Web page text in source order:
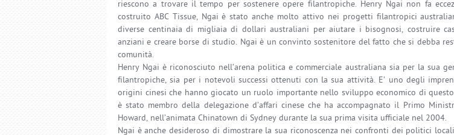
riescono a trovare il tempo per sostenere opere filantropiche. Henry Ngai non fa
costruito ABC Tissue, Ngai è stato anche molto attivo nei progetti filantropici
diverse centinaia di migliaia di dollari australiani per aiutare i bisognosi, costruire
anziani e creare borse di studio. Ngai è un convinto sostenitore del fatto che si debba
comunità.
Henry Ngai è riconosciuto nell’arena politica e commerciale australiana sia per la sua
filantropiche, sia per i notevoli successi ottenuti con la sua attività. E’ uno degli
origini cinesi che hanno giocato un ruolo importante nello sviluppo economico di questo
è stato membro della delegazione d’affari cinese che ha accompagnato il Primo
Howard, nell’animata Chinatown di Sydney durante la sua prima visita ufficiale nel 2004.
Ngai è anche desideroso di dimostrare la sua riconoscenza nei confronti dei politici